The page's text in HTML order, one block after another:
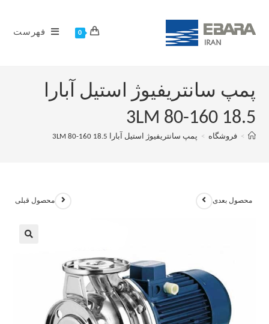
0 فهرست
پمپ سانتریفیوژ استیل آبارا
3LM 80-160 18.5
> فروشگاه > پمپ سانتریفیوژ استیل آبارا 3LM 80-160 18.5
محصول قبلی محصول بعدی